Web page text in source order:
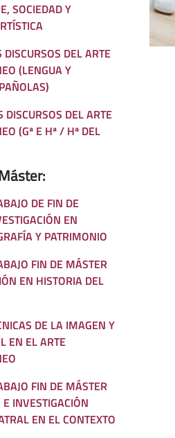
SOCIEDAD Y
DISCURSOS DEL ARTE
(LENGUA Y
DISCURSOS DEL ARTE
(Gª E Hª / Hª DEL
DE FIN DE
EN
Y PATRIMONIO
FIN DE MÁSTER
EN HISTORIA DEL
DE LA IMAGEN Y
EN EL ARTE
FIN DE MÁSTER
INVESTIGACIÓN
EN EL CONTEXTO